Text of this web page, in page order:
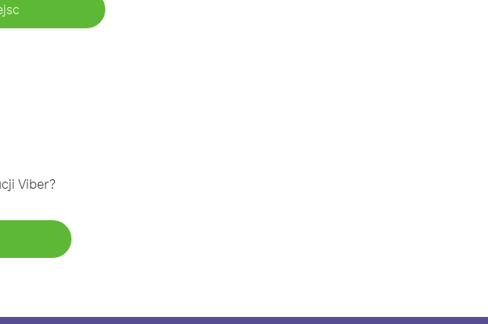
Viber?